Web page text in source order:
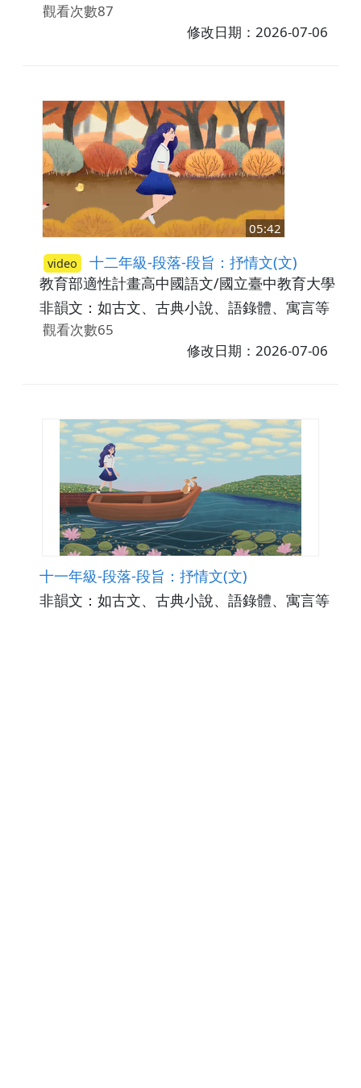
觀看次數87
修改日期：2026-07-06
05:42
video 十二年級-段落-段旨：抒情文(文)
教育部適性計畫高中國語文/國立臺中教育大學
非韻文：如古文、古典小說、語錄體、寓言等
觀看次數65
修改日期：2026-07-06
十一年級-段落-段旨：抒情文(文)
非韻文：如古文、古典小說、語錄體、寓言等